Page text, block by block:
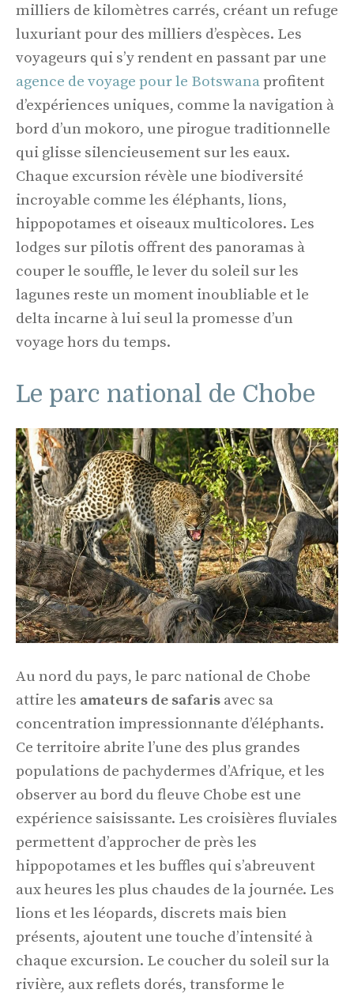
milliers de kilomètres carrés, créant un refuge
luxuriant pour des milliers d’espèces. Les
voyageurs qui s’y rendent en passant par une
agence de voyage pour le Botswanaprofitent
d’expériences uniques, comme la navigation à
bord d’un mokoro, une pirogue traditionnelle
qui glisse silencieusement sur les eaux.
Chaque excursion révèle une biodiversité
incroyable comme les éléphants, lions,
hippopotames et oiseaux multicolores. Les
lodges sur pilotis offrent des panoramas à
couper le souffle, le lever du soleil sur les
lagunes reste un moment inoubliable et le
delta incarne à lui seul la promesse d’un
voyage hors du temps.
Le parc national de Chobe
Au nord du pays, le parc national de Chobe
attire les amateurs de safaris avec sa
concentration impressionnante d’éléphants.
Ce territoire abrite l’une des plus grandes
populations de pachydermes d’Afrique, et les
observer au bord du fleuve Chobe est une
expérience saisissante. Les croisières fluviales
permettent d’approcher de près les
hippopotames et les buffles qui s’abreuvent
aux heures les plus chaudes de la journée. Les
lions et les léopards, discrets mais bien
présents, ajoutent une touche d’intensité à
chaque excursion. Le coucher du soleil sur la
rivière, aux reflets dorés, transforme le